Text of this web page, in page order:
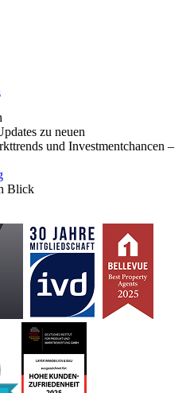
zu neuen
und Investmentchancen –
Blick